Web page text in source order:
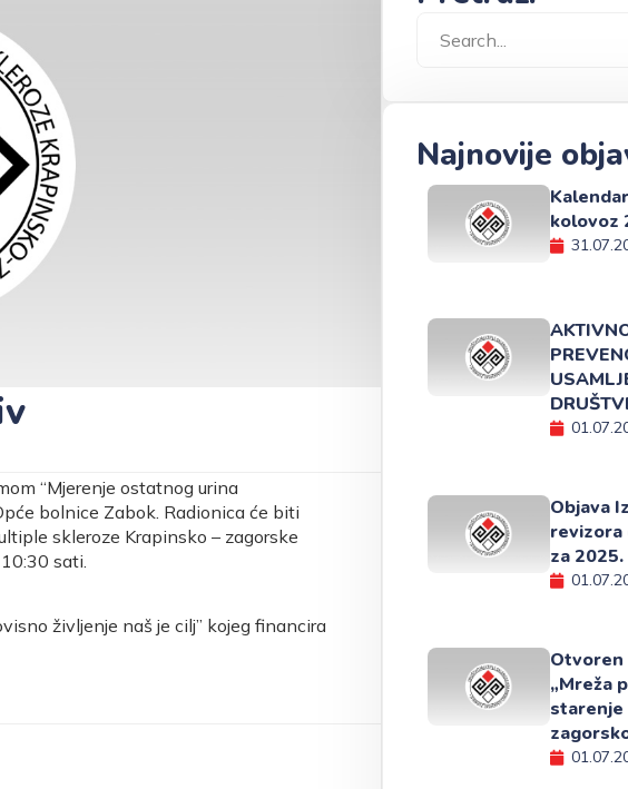
“Mjerenje ostatnog urina
bolnice Zabok. Radionica će biti
skleroze Krapinsko – zagorske
sati.
življenje naš je cilj” kojeg financira
Najnovije
kolovoz
Objava
revizora
za
„Mreža
starenje